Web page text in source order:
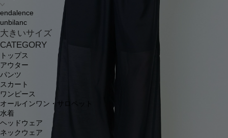
endalence
unbilanc
大きいサイズ
CATEGORY
トップス
アウター
パンツ
スカート
ワンピース
オールインワン・サロペット
水着
ヘッドウェア
ネックウェア